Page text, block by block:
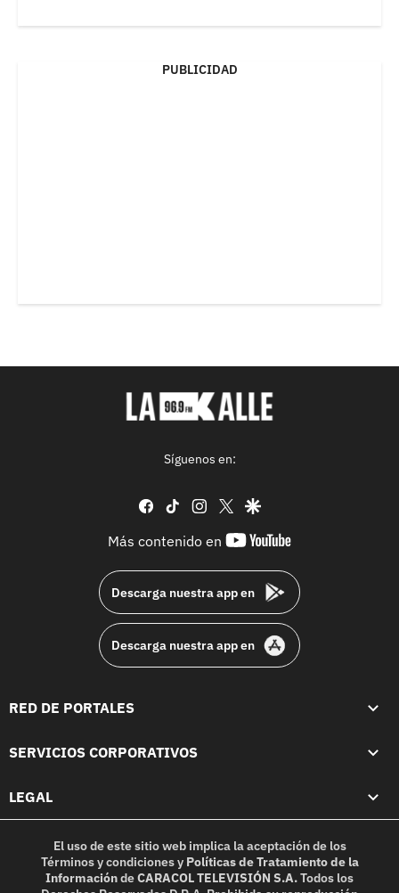
PUBLICIDAD
Síguenos en:
facebook
tiktok instagram
twittergoogle
Más contenido en
youtube-
Descarga nuestra app en
Descarga nuestra app en
RED DE PORTALES
SERVICIOS CORPORATIVOS
LEGAL
El uso de este sitio web implica la aceptación de los
Términos y condicionesy Políticas de Tratamiento de la
InformacióndeCARACOL TELEVISIÓN S.A.Todos los